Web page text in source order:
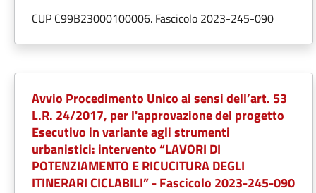
CUP C99B23000100006. Fascicolo 2023-245-090
Avvio Procedimento Unico ai sensi dell’art. 53
L.R. 24/2017, per l'approvazione del progetto
Esecutivo in variante agli strumenti
urbanistici: intervento “LAVORI DI
POTENZIAMENTO E RICUCITURA DEGLI
ITINERARI CICLABILI” - Fascicolo 2023-245-090